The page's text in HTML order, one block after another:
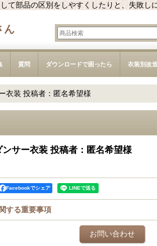
部品の区別をしやすくしたりと、失敗し
ん
質問 ダウンロードで困ったら 衣装別改
衣装 投稿者：匿名希望様
サー衣装 投稿者：匿名希望様
Facebookでシェア
する重要事項
お問い合わせ